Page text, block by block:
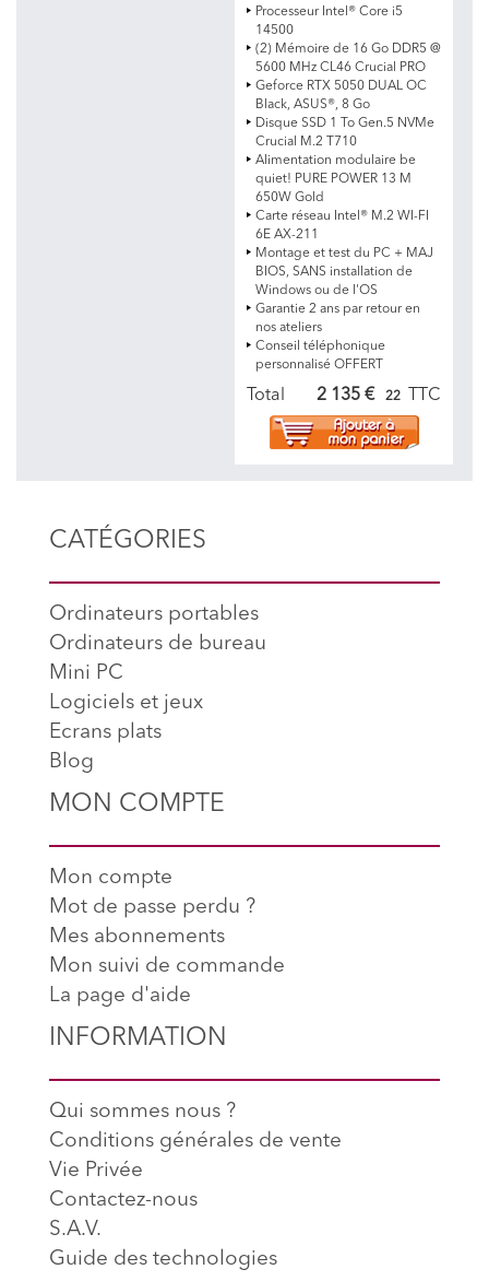
Processeur Intel® Core i5
14500
(2) Mémoire de 16 Go DDR5 @
5600 MHz CL46 Crucial PRO
Geforce RTX 5050 DUAL OC
Black, ASUS®, 8 Go
Disque SSD 1 To Gen.5 NVMe
Crucial M.2 T710
Alimentation modulaire be
quiet! PURE POWER 13 M
650W Gold
Carte réseau Intel® M.2 WI-FI
6E AX-211
Montage et test du PC + MAJ
BIOS, SANS installation de
Windows ou de l'OS
Garantie 2 ans par retour en
nos ateliers
Conseil téléphonique
personnalisé OFFERT
Total 2 135 € 22 TTC
CATÉGORIES
Ordinateurs portables
Ordinateurs de bureau
Mini PC
Logiciels et jeux
Ecrans plats
Blog
MON COMPTE
Mon compte
Mot de passe perdu ?
Mes abonnements
Mon suivi de commande
La page d'aide
INFORMATION
Qui sommes nous ?
Conditions générales de vente
Vie Privée
Contactez-nous
S.A.V.
Guide des technologies